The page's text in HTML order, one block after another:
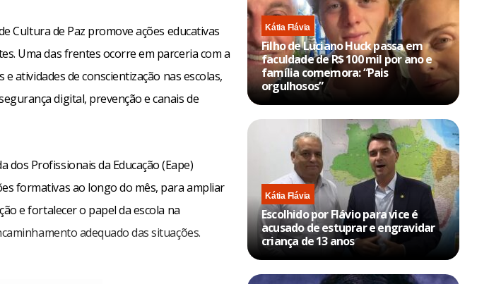
Cultura de Paz promove ações educativas
Uma das frentes ocorre em parceria com a
atividades de conscientização nas escolas,
digital, prevenção e canais de
dos Profissionais da Educação (Eape)
formativas ao longo do mês, para ampliar
e fortalecer o papel da escola na
adequado das situações.
Kátia Flávia
Filho de Luciano Huck passa em
faculdade de R$ 100 mil por ano e
família comemora: “Pais
orgulhosos”
Kátia Flávia
Escolhido por Flávio para vice é
acusado de estuprar e engravidar
criança de 13 anos